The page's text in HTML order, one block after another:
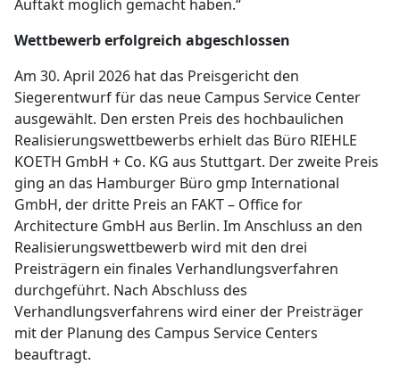
Auftakt möglich gemacht haben.“
Wettbewerb erfolgreich abgeschlossen
Am 30. April 2026 hat das Preisgericht den
Siegerentwurf für das neue Campus Service Center
ausgewählt. Den ersten Preis des hochbaulichen
Realisierungswettbewerbs erhielt das Büro RIEHLE
KOETH GmbH + Co. KG aus Stuttgart. Der zweite Preis
ging an das Hamburger Büro gmp International
GmbH, der dritte Preis an FAKT – Office for
Architecture GmbH aus Berlin. Im Anschluss an den
Realisierungswettbewerb wird mit den drei
Preisträgern ein finales Verhandlungsverfahren
durchgeführt. Nach Abschluss des
Verhandlungsverfahrens wird einer der Preisträger
mit der Planung des Campus Service Centers
beauftragt.